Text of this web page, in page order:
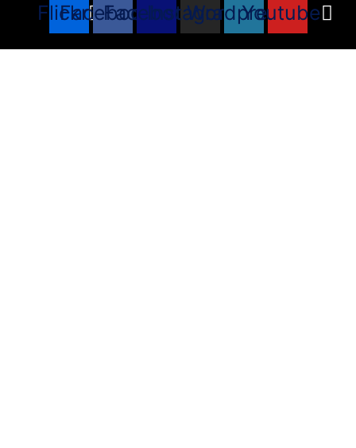
Flickr
Facebook
Facebook
Instagram
Wordpress
Youtube